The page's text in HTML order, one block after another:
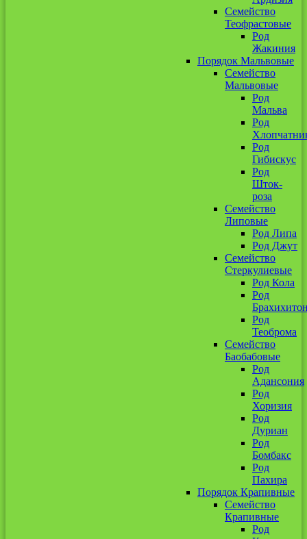
Семейство
Теофрастовые
Род
Жакиния
Порядок Мальвовые
Семейство
Мальвовые
Род
Мальва
Род
Род
Гибискус
Род
Шток-
роза
Семейство
Липовые
Род Липа
Род Джут
Семейство
Стеркулиевые
Род Кола
Род
Род
Теоброма
Семейство
Баобабовые
Род
Адансония
Род
Хоризия
Род
Дуриан
Род
Бомбакс
Род
Пахира
Порядок Крапивные
Семейство
Крапивные
Род